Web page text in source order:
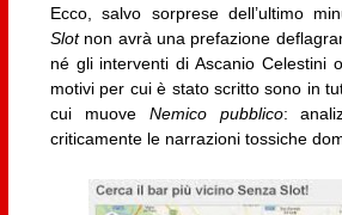
Ecco, salvo sorprese dell’ultimo
Slotnon avrà una prefazione
né gli interventi di Ascanio Celestini
motivi per cui è stato scritto sono in
cui muove Nemico pubblico:
criticamente le narrazioni tossiche